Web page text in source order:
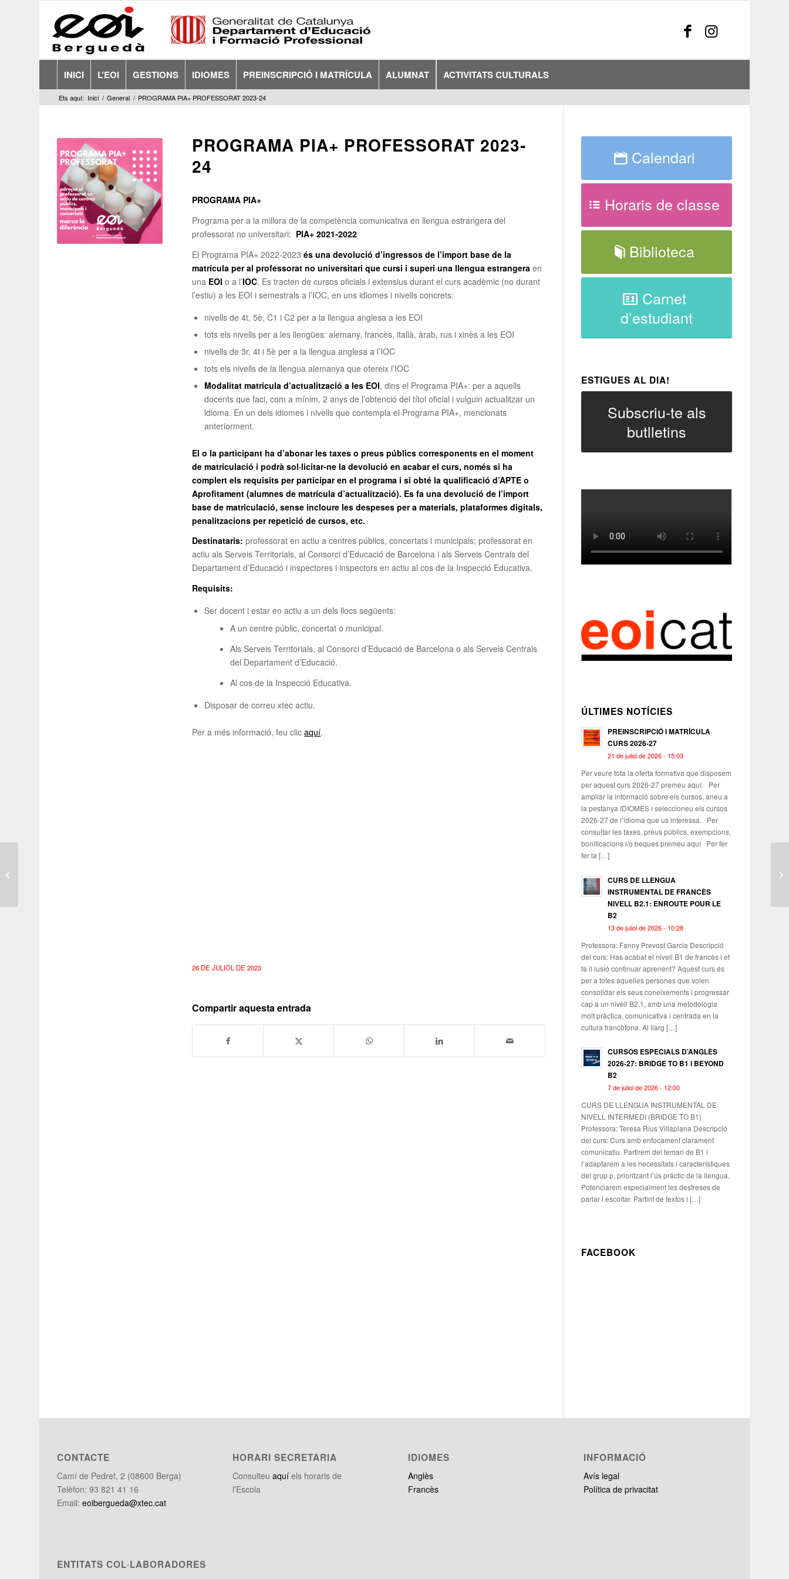
INICI L’EOI GESTIONS IDIOMES PREINSCRIPCIÓ I MATRÍCULA ALUMNAT ACTIVITATS CULTURALS
Ets aquí: Inici / General / PROGRAMA PIA+ PROFESSORAT 2023-24
PROGRAMA PIA+ PROFESSORAT 2023-
24
PROGRAMA PIA+
Programa per a la millora de la competència comunicativa en llengua estrangera del
professorat no universitari: PIA+ 2021-2022
El Programa PIA+ 2022-2023és una devolució d’ingressos de l’import base de la
matrícula per al professorat no universitari que cursi i superi una llengua estrangeraen
una EOI o a l’IOC. Es tracten de cursos oficials i extensius durant el curs acadèmic (no durant
l’estiu) a les EOI i semestrals a l’IOC, en uns idiomes i nivells concrets:
nivells de 4t, 5è, C1 i C2 per a la llengua anglesa a les EOI
tots els nivells per a les llengües: alemany, francès, italià, àrab, rus i xinès a les EOI
nivells de 3r, 4t i 5è per a la llengua anglesa a l’IOC
tots els nivells de la llengua alemanya que ofereix l’IOC
Modalitat matrícula d’actualització a les EOI, dins el Programa PIA+: per a aquells
docents que faci, com a mínim, 2 anys de l’obtenció del títol oficial i vulguin actualitzar un
idioma. En un dels idiomes i nivells que contempla el Programa PIA+, mencionats
anteriorment.
El o la participant ha d’abonar les taxes o preus públics corresponents en el moment
de matriculació i podrà sol·licitar-ne la devolució en acabar el curs, només si ha
complert els requisits per participar en el programa i si obté la qualificació d’APTE o
Aprofitament (alumnes de matrícula d’actualització). Es fa una devolució de l’import
base de matriculació, sense incloure les despeses per a materials, plataformes digitals,
penalitzacions per repetició de cursos, etc.
Destinataris:professorat en actiu a centres públics, concertats i municipals; professorat en
actiu als Serveis Territorials, al Consorci d’Educació de Barcelona i als Serveis Centrals del
Departament d’Educació i inspectores i inspectors en actiu al cos de la Inspecció Educativa.
Requisits:
Ser docent i estar en actiu a un dels llocs següents:
A un centre públic, concertat o municipal.
Als Serveis Territorials, al Consorci d’Educació de Barcelona o als Serveis Centrals
del Departament d’Educació.
Al cos de la Inspecció Educativa.
Disposar de correu xtec actiu.
Per a més informació, feu clicaquí.
26 DE JULIOL DE 2023
Compartir aquesta entrada
Calendari
Horaris de classe
Biblioteca
Carnet
d’estudiant
ESTIGUES AL DIA!
Subscriu-te als
butlletins
ÚLTIMES NOTÍCIES
PREINSCRIPCIÓ I MATRÍCULA
CURS 2026-27
21 de juliol de 2026 - 15:03
Per veure tota la oferta formativa que disposem
per aquest curs 2026-27 premeu aquí. Per
ampliar la informació sobre els cursos, aneu a
la pestanya IDIOMES i seleccioneu els cursos
2026-27 de l’idioma que us interessa. Per
consultar les taxes, preus públics, exempcions,
bonificacions i/o beques premeu aquí Per fer
fer la […]
CURS DE LLENGUA
INSTRUMENTAL DE FRANCÈS
NIVELL B2.1: ENROUTE POUR LE
B2
13 de juliol de 2026 - 10:28
Professora: Fanny Prevost Garcia Descripció
del curs: Has acabat el nivell B1 de francès i et
fa il·lusió continuar aprenent? Aquest curs és
per a totes aquelles persones que volen
consolidar els seus coneixements i progressar
cap a un nivell B2.1, amb una metodologia
molt pràctica, comunicativa i centrada en la
cultura francòfona. Al llarg […]
CURSOS ESPECIALS D’ANGLÈS
2026-27: BRIDGE TO B1 i BEYOND
B2
7 de juliol de 2026 - 12:00
CURS DE LLENGUA INSTRUMENTAL DE
NIVELL INTERMEDI (BRIDGE TO B1)
Professora: Teresa Rius Villaplana Descripció
del curs: Curs amb enfocament clarament
comunicatiu. Partirem del temari de B1 i
l’adaptarem a les necessitats i característiques
del grup p, prioritzant l’ús pràctic de la llengua.
Potenciarem especialment les destreses de
parlar i escoltar. Partint de textos i […]
FACEBOOK
CONTACTE
Camí de Pedret, 2 (08600 Berga)
Telèfon: 93 821 41 16
Email:eoibergueda@xtec.cat
HORARI SECRETARIA
Consulteuaquí els horaris de
l’Escola
IDIOMES
Anglès
Francès
INFORMACIÓ
Avís legal
Política de privacitat
ENTITATS COL·LABORADORES